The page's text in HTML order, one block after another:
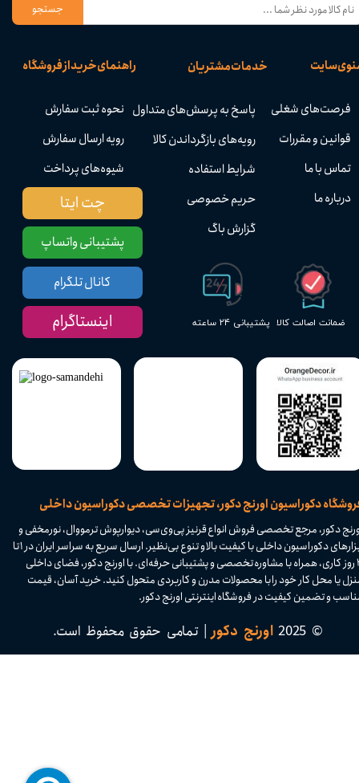
دکوراسیون اورنج دکور، تجهیزات تخصصی دکوراسیون داخلی
پشتیبانی ۲۴ ساعته ضمانت اصالت کالا
راهنمای خرید از فروشگاه
نحوه ثبت سفارش
رویه ارسال سفارش
شیوه‌های پرداخت
خدمات مشتریان
پاسخ به پرسش‌های متداول
رویه‌های بازگرداندن کالا
شرایط استفاده
حریم خصوصی
گزارش باگ
سایت
فرصت‌های شغلی
قوانین و مقررات
تماس با ما
درباره ما
جستجو
دکور، مرجع تخصصی فروش انواع قرنیز پی‌وی‌سی، دیوارپوش ترمووال، نورمخفی و
ابزارهای دکوراسیون داخلی با کیفیت بالا و تنوع بی‌نظیر. ارسال سریع به سراسر ایران در ۱ تا
۴ روز کاری، همراه با مشاوره تخصصی و پشتیبانی حرفه‌ای. با اورنج دکور، فضای داخلی
یا محل کار خود را با محصولات مدرن و کاربردی متحول کنید. خرید آسان، قیمت
و تضمین کیفیت در فروشگاه اینترنتی اورنج دکور.​​​​​​​
© 2025 اورنج دکور| تمامی حقوق محفوظ است.​​​​​​​
پشتیبانی واتساپ
چت ایتا
کانال تلگرام
اینستاگرام